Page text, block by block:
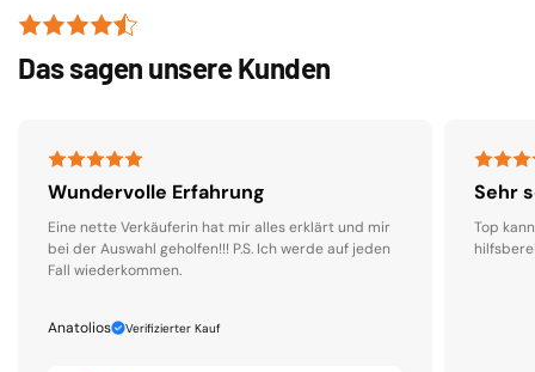
Das sagen unsere Kunden
Wundervolle Erfahrung
Eine nette Verkäuferin hat mir alles erklärt und mir
bei der Auswahl geholfen!!! P.S. Ich werde auf jeden
Fall wiederkommen.
Anatolios Verifizierter Kauf
Sehr
Top